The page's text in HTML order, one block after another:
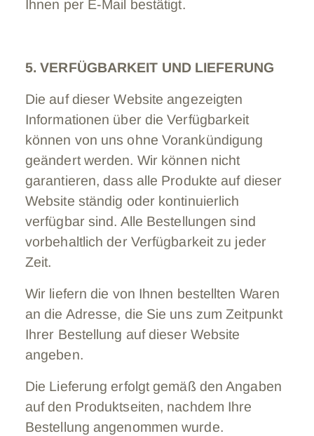
Ihnen per E-Mail bestätigt.
5. VERFÜGBARKEIT UND LIEFERUNG
Die auf dieser Website angezeigten
Informationen über die Verfügbarkeit
können von uns ohne Vorankündigung
geändert werden. Wir können nicht
garantieren, dass alle Produkte auf dieser
Website ständig oder kontinuierlich
verfügbar sind. Alle Bestellungen sind
vorbehaltlich der Verfügbarkeit zu jeder
Zeit.
Wir liefern die von Ihnen bestellten Waren
an die Adresse, die Sie uns zum Zeitpunkt
Ihrer Bestellung auf dieser Website
angeben.
Die Lieferung erfolgt gemäß den Angaben
auf den Produktseiten, nachdem Ihre
Bestellung angenommen wurde.